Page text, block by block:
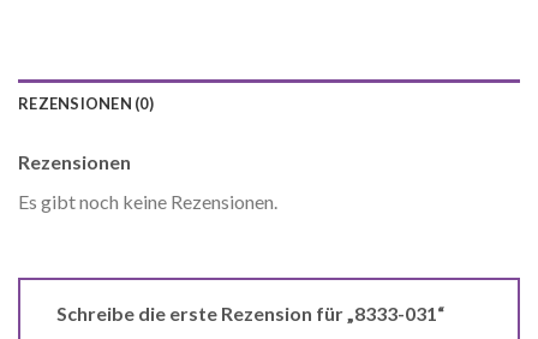
REZENSIONEN (0)
Rezensionen
Es gibt noch keine Rezensionen.
Schreibe die erste Rezension für „8333-031“